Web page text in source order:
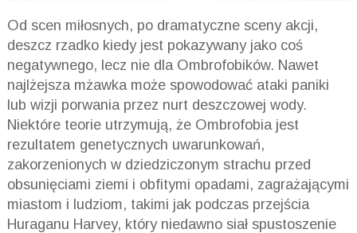
Od scen miłosnych, po dramatyczne sceny akcji,
deszcz rzadko kiedy jest pokazywany jako coś
negatywnego, lecz nie dla Ombrofobików. Nawet
najlżejsza mżawka może spowodować ataki paniki
lub wizji porwania przez nurt deszczowej wody.
Niektóre teorie utrzymują, że Ombrofobiajest
rezultatem genetycznych uwarunkowań,
zakorzenionych w dziedziczonym strachu przed
obsunięciami ziemi i obfitymi opadami, zagrażającymi
miastom i ludziom, takimi jak podczas przejścia
Huraganu Harvey, który niedawno siał spustoszenie